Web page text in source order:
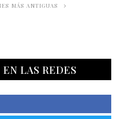
MÁS ANTIGUAS
LAS REDES